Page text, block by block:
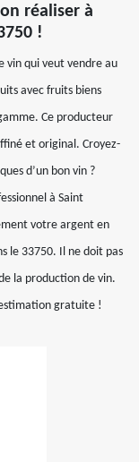
réaliser à
!
vin qui veut vendre au
avec fruits biens
Ce producteur
et original. Croyez-
d’un bon vin ?
à Saint
votre argent en
le 33750. Il ne doit pas
la production de vin.
gratuite !